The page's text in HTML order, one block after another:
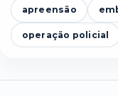
apreensão
operação policial